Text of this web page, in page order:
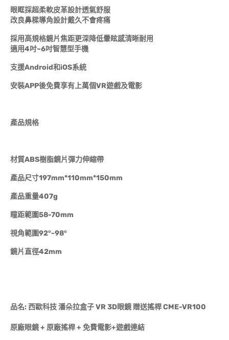
眼眶採超柔軟皮革設計透氣舒服
改良鼻樑導角設計戴久不會疼痛
採用高規格鏡片焦距更深降低暈眩感清晰耐用
適用4吋~6吋智慧型手機
支援Android和iOS系統
安裝APP後免費享有上萬個VR遊戲及電影
產品規格
材質ABS樹脂鏡片彈力伸縮帶
產品尺寸197mm*110mm*150mm
產品重量407g
瞳距範圍58-70mm
視角範圍92°-98°
鏡片直徑42mm
品名: 西歐科技 潘朵拉盒子 VR 3D眼鏡 贈送搖桿 CME-VR100
原廠眼鏡 + 原廠搖桿 + 免費電影+遊戲連結